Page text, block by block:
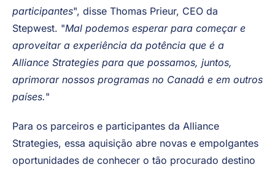
forças com um grupo de empresas altamente bem-
sucedido, composto por pessoas excepcionalmente
talentosas que, como nós, são apaixonadas por
proporcionar as melhores experiências aos nossos
participantes", disse Thomas Prieur, CEO da
Stepwest. "
Alliance Strategies para que possamos, juntos,
aprimorar nossos programas no Canadá e em outros
países."